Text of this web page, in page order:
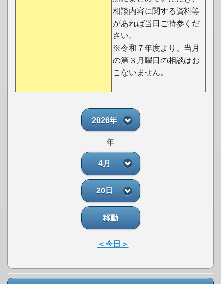
相談内容に関する資料等
があれば当日ご持参くだ
さい。
※令和７年度より、当月
の第３月曜日の相談はお
こないません。
2026年
年
4月
20日
移動
＜今日＞